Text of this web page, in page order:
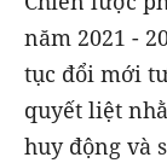
năm 2021 -
tục đổi mới
quyết liệt
huy động và